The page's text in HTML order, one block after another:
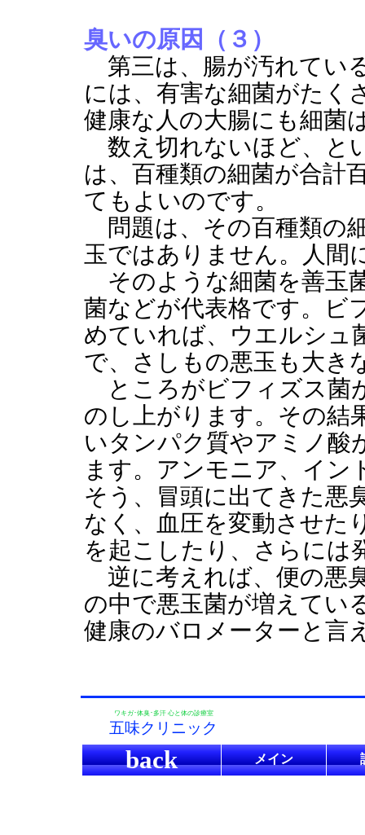
臭いの原因（３）
第三は、腸が汚れてい
には、有害な細菌がたく
健康な人の大腸にも細菌
数え切れないほど、と
は、百種類の細菌が合計
てもよいのです。
問題は、その百種類の
玉ではありません。人間
そのような細菌を善玉
菌などが代表格です。ビ
めていれば、ウエルシュ
で、さしもの悪玉も大き
ところがビフィズス菌
のし上がります。その結
いタンパク質やアミノ酸
ます。アンモニア、イ
そう、冒頭に出てきた悪
なく、血圧を変動させた
を起こしたり、さらには
逆に考えれば、便の悪
の中で悪玉菌が増えてい
健康のバロメーターと言
ワキガ･体臭･多汗 心と体の診療室
五味クリニック
back メイン